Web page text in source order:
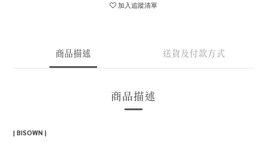
加入追蹤清單
商品描述 送貨及付款方式
商品描述
| BISOWN |